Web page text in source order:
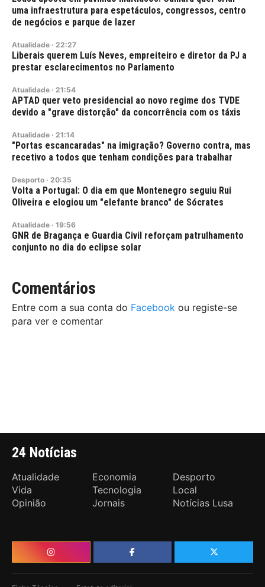
uma infraestrutura para espetáculos, congressos, centro
de negócios e parque de lazer
Atualidade · 22:27
Liberais querem Luís Neves, empreiteiro e diretor da PJ a
prestar esclarecimentos no Parlamento
Atualidade · 21:54
APTAD quer veto presidencial ao novo regime dos TVDE
devido a "grave distorção" da concorrência com os táxis
Atualidade · 21:14
"Portas escancaradas" na imigração? Governo contra, mas
recetivo a todos que tenham condições para trabalhar
Desporto · 20:35
Volta a Portugal: O dia em que Montenegro seguiu Rui
Oliveira e elogiou um "elefante branco" de Sócrates
Atualidade · 19:56
GNR de Bragança e Guardia Civil reforçam patrulhamento
conjunto no dia do eclipse solar
Comentários
Entre com a sua conta do Facebook ou registe-se
para ver e comentar
24 Notícias
Atualidade Economia
Desporto
Vida
Tecnologia
Local
Opinião
Jornais Notícias Lusa